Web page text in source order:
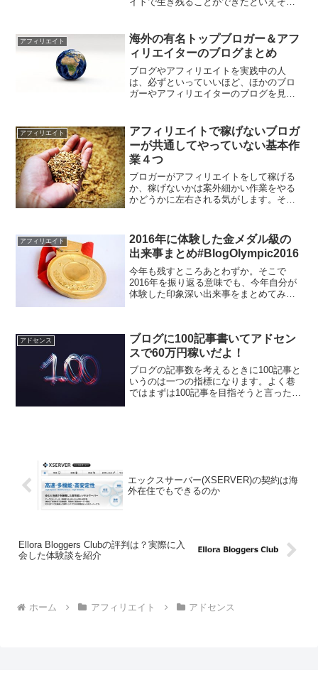
アフィリエイト
海外の有名トップブロガー＆アフ
ィリエイターのブログまとめ
ブログやアフィリエイトを実践中の人
は、必ずといっていいほど、ほかのブロ
ガーやアフィリエイターのブログを見て
見ています。それだと結局は同じ情報を
インプットしていることにな...
アフィリエイト
アフィリエイトで稼げないブロガ
ーが共通してやっていない基本作
業４つ
ブロガーがアフィリエイトをして稼げる
か、稼げないかは案外細かい作業をやる
かどうかに左右される気がします。そこ
た。
アフィリエイト
2016年に体験した金メダル級の
出来事まとめ#BlogOlympic2016
今年も残すところあとわずか。そこで
2016年を振り返る意味でも、今年自分が
体験した印象深い出来事をまとめてみま
アドセンス
ブログに100記事書いてアドセン
スで60万円稼いだよ！
ブログの記事数を考えるときに100記事と
いうのは一つの指標になります。よく巷
ではまずは100記事を目指そうと言ったり
エックスサーバー(XSERVER)の契約は海
外在住でもできるのか
Ellora Bloggers Clubの評判は？実際に入
会した体験談を紹介
ホーム アフィリエイト アドセンス